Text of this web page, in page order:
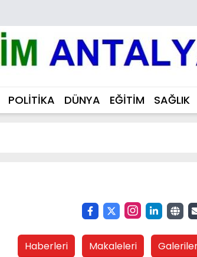
POLİTİKA DÜNYA EĞİTİM SAĞLIK
Haberleri Makaleleri